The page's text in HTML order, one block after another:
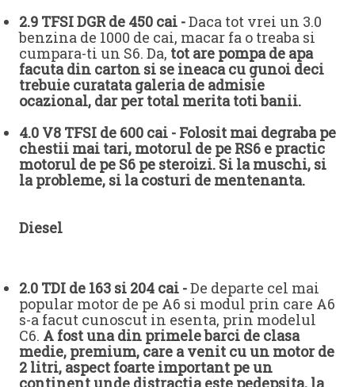
2.9 TFSI DGR de 450 cai -Daca tot vrei un 3.0
benzina de 1000 de cai, macar fa o treaba si
cumpara-ti un S6. Da, tot are pompa de apa
facuta din carton si se ineaca cu gunoi deci
trebuie curatata galeria de admisie
ocazional, dar per total merita toti banii.
4.0 V8 TFSI de 600 cai - Folosit mai degraba pe
chestii mai tari, motorul de pe RS6 e practic
motorul de pe S6 pe steroizi. Si la muschi, si
la probleme, si la costuri de mentenanta.
Diesel
2.0 TDI de 163 si 204 cai -De departe cel mai
popular motor de pe A6 si modul prin care A6
s-a facut cunoscut in esenta, prin modelul
C6. A fost una din primele barci de clasa
medie, premium, care a venit cu un motor de
2 litri, aspect foarte important pe un
continent unde distractia este pedepsita, la